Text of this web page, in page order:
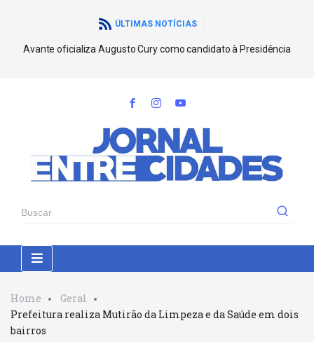
ÚLTIMAS NOTÍCIAS
Avante oficializa Augusto Cury como candidato à Presidência
Home
Geral
Prefeitura realiza Mutirão da Limpeza e da Saúde em dois
bairros